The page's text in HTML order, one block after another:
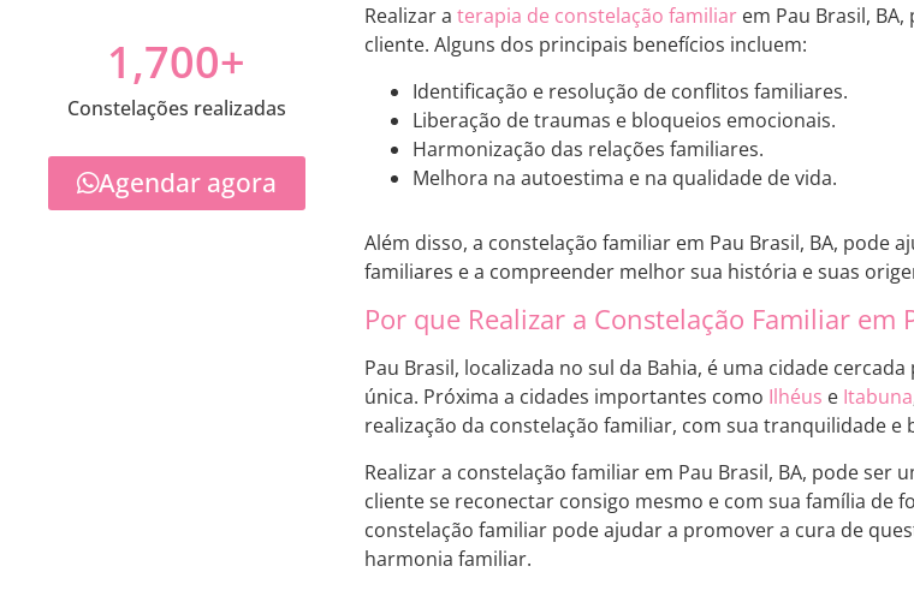
Constelações realizadas
1,700+
Agendar agora
Realizar a terapia de constelação familiar em Pau Brasil,
cliente. Alguns dos principais benefícios incluem:
Identificação e resolução de conflitos familiares.
Liberação de traumas e bloqueios emocionais.
Harmonização das relações familiares.
Melhora na autoestima e na qualidade de vida.
Além disso, a constelação familiar em Pau Brasil, BA, pode
familiares e a compreender melhor sua história e suas
Por que Realizar a Constelação Familiar em
Pau Brasil, localizada no sul da Bahia, é uma cidade
única. Próxima a cidades importantes como Ilhéus e Itabuna
realização da constelação familiar, com sua tranquilidade e
Realizar a constelação familiar em Pau Brasil, BA, pode
cliente se reconectar consigo mesmo e com sua família de
constelação familiar pode ajudar a promover a cura de
harmonia familiar.